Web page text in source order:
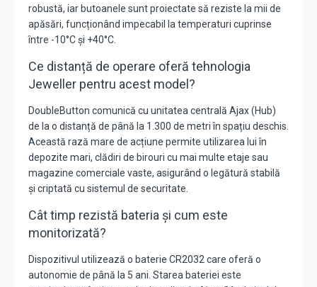
robustă, iar butoanele sunt proiectate să reziste la mii de
apăsări, funcționând impecabil la temperaturi cuprinse
între -10°C și +40°C.
Ce distanță de operare oferă tehnologia
Jeweller pentru acest model?
DoubleButton comunică cu unitatea centrală Ajax (Hub)
de la o distanță de până la 1.300 de metri în spațiu deschis.
Această rază mare de acțiune permite utilizarea lui în
depozite mari, clădiri de birouri cu mai multe etaje sau
magazine comerciale vaste, asigurând o legătură stabilă
și criptată cu sistemul de securitate.
Cât timp rezistă bateria și cum este
monitorizată?
Dispozitivul utilizează o baterie CR2032 care oferă o
autonomie de până la 5 ani. Starea bateriei este